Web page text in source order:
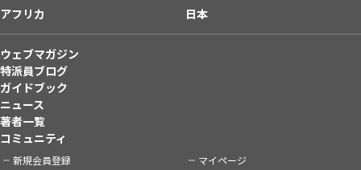
アフリカ
日本
ウェブマガジン
特派員ブログ
ガイドブック
ニュース
著者一覧
コミュニティ
新規会員登録 マイページ